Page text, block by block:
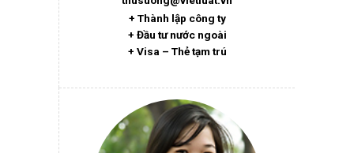
+ Thành lập công ty
+ Đầu tư nước ngoài
+ Visa – Thẻ tạm trú